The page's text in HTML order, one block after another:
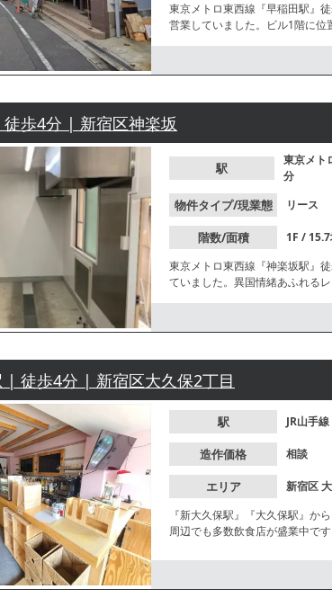
東京メトロ東西線『早稲田駅』
営業していました。ビル1階に位
歩4分 | 新宿区神楽坂
駅
東京メト
分
物件タイプ/現業態 リース
階数/面積
1F /
東京メトロ東西線『神楽坂駅』
ていました。異国情緒あふれる
| 徒歩4分 | 新宿区大久保2丁目
駅 JR山手線
造作価格 相談
エリア 新宿区
『新大久保駅』『大久保駅』か
周辺でも多数飲食店が盛業中で